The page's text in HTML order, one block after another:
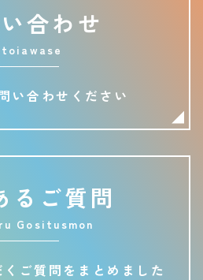
合わせ
い合わせください
るご質問
Gositusmon
ご質問をまとめました